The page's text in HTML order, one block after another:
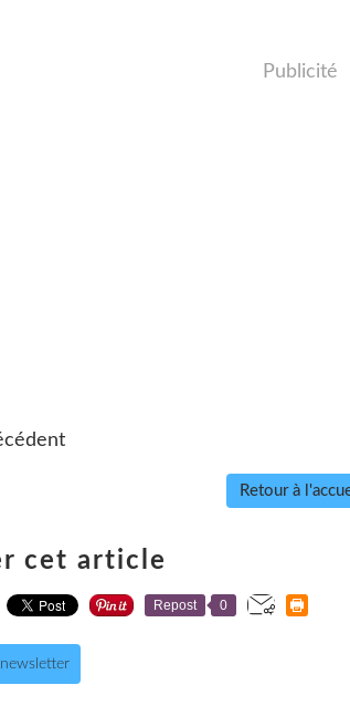
Publicité
Retour à
cet article
Repost 0